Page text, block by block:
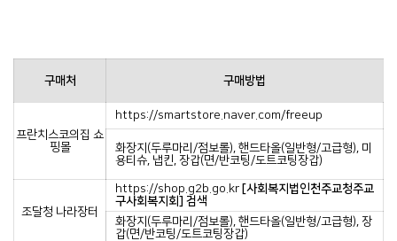
구매처 구매방법
프란치스코의집 쇼
핑몰
https://smartstore.naver.com/freeup
화장지(두루마리/점보롤), 핸드타올(일반형/고급형), 미
용티슈, 냅킨, 장갑(면/반코팅/도트코팅장갑)
조달청 나라장터
https://shop.g2b.go.kr [사회복지법인천주교청주교
구사회복지회] 검색
화장지(두루마리/점보롤), 핸드타올(일반형/고급형), 장
갑(면/반코팅/도트코팅장갑)